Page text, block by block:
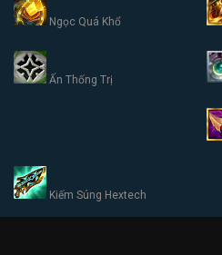
Ngọc Quá Khổ
Ấn Thống Trị
Kiếm Súng Hextech